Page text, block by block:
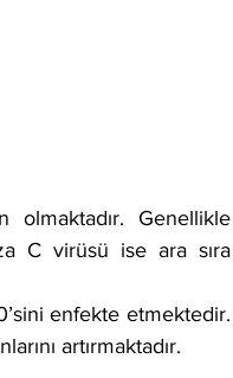
Genellikle
C virüsü ise ara sıra
enfekte etmektedir.
artırmaktadır.